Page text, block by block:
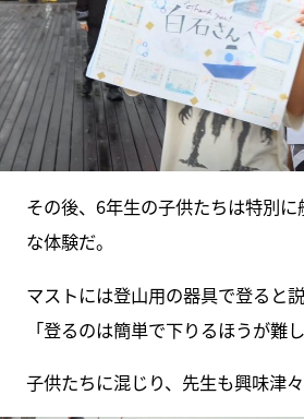
その後、6年生の子供たちは特別
な体験だ。
マストには登山用の器具で登ると
「登るのは簡単で下りるほうが難
子供たちに混じり、先生も興味津々